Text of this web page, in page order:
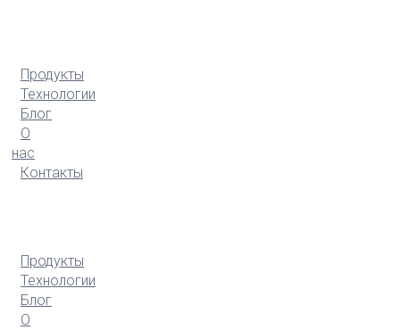
Продукты
Технологии
Блог
О
нас
Контакты
Продукты
Технологии
Блог
О